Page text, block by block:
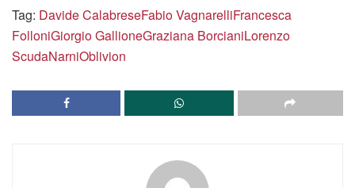
Tag: Davide CalabreseFabio VagnarelliFrancesca
FolloniGiorgio GallioneGraziana BorcianiLorenzo
ScudaNarniOblivion